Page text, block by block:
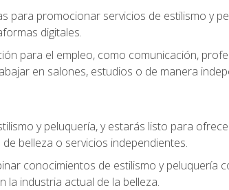
para promocionar servicios de estilismo y
digitales.
para el empleo, como comunicación,
en salones, estudios o de manera
y peluquería, y estarás listo para
belleza o servicios independientes.
conocimientos de estilismo y peluquería
la industria actual de la belleza.